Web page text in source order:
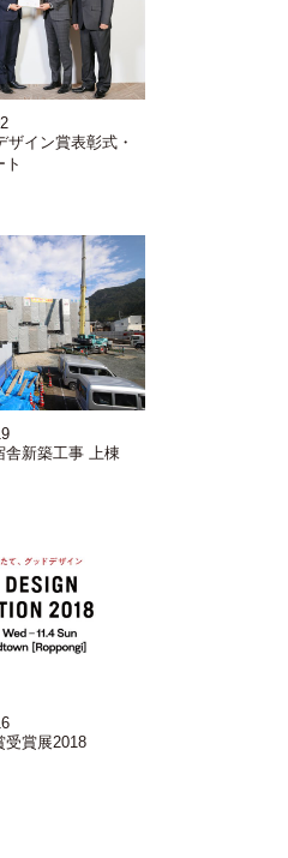
ザイン賞表彰式・
ト
舎新築工事 上棟
受賞展2018